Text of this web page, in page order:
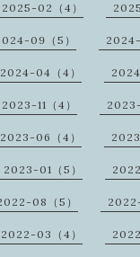
2025-02（4）
09（5） 2024-
2024-04（4）
2023-11（4） 2023-
2023-06（4）
2023-01（5）
08（5）
2022-03（4）